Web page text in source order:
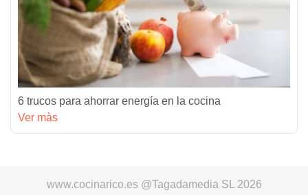
6 trucos para ahorrar energía en la cocina
Ver màs
www.cocinarico.es @Tagadamedia SL 2026